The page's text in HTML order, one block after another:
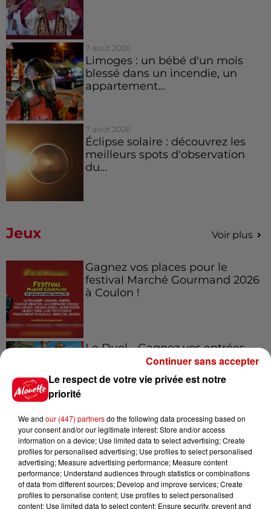
7 août 2026
Limoges : un bébé d'un mois
blessé dans un incendie, un
appartement...
7 août 2026
Éclipse solaire : découvrez les
meilleurs spots d'observation
du...
Jeux Voir plus
Gagnez vos places pour le
festival Marché Gourmand 2026
à Coulon !
Le Duel - Gagnez vos entrées
pour l'un des zoos de nos
régions !
Destination Vacances - Gagnez
votre séjour en famille au cœur
de la...
Le respect de votre vie privée est notre
priorité
We and our (447) partnersdo the following data processing based on
your consent and/or our legitimate interest: Store and/or access
information on a device; Use limited data to select advertising; Create
profiles for personalised advertising; Use profiles to select personalised
advertising; Measure advertising performance; Measure content
performance; Understand audiences through statistics or combinations
of data from different sources; Develop and improve services; Create
profiles to personalise content; Use profiles to select personalised
content; Use limited data to select content; Ensure security, prevent and
Continuer sans accepter